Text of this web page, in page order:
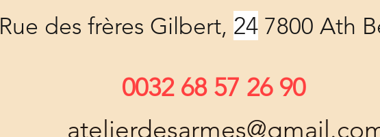
0032 68 57 26 90
Rue des frères Gilbert, 247800 Ath